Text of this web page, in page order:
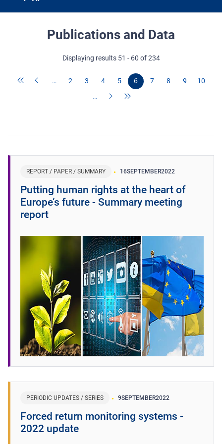
Publications and Data
Displaying results 51 - 60 of 234
… 2 3 4 5 6 7 8 9
10
…
REPORT / PAPER / SUMMARY 16SEPTEMBER2022
Putting human rights at the heart of
Europe’s future - Summary meeting
report
PERIODIC UPDATES / SERIES 9SEPTEMBER2022
Forced return monitoring systems -
2022 update